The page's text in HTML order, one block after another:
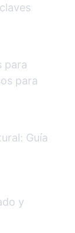
para
para
Guía
y